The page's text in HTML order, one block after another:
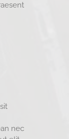
nec